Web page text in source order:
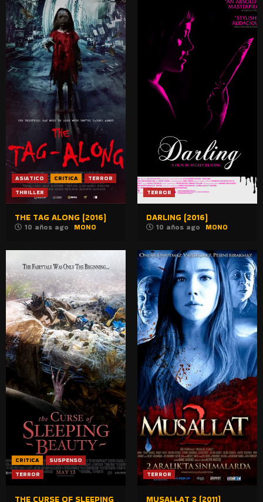
ASIATICO CRITICA
TERROR
THRILLER
THE TAG ALONG (2016)
10 años ago MONO
TERROR
DARLING (2016)
10 años ago MONO
CRITICA
SUSPENSO
TERROR
THE CURSE OF SLEEPING
TERROR
MUSALLAT 2 (2011)